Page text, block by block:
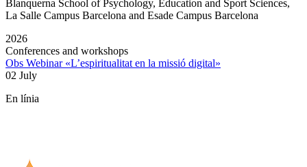
Blanquerna School of Psychology, Education and Sport Sciences,
La Salle Campus Barcelona and Esade Campus Barcelona
2026
Conferences and workshops
Obs Webinar «L’espiritualitat en la missió digital»
02 July
En línia